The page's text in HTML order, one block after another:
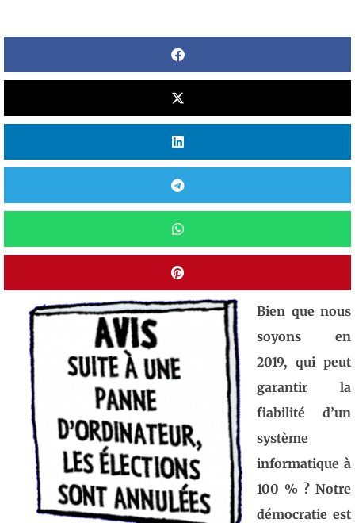
Bien que nous
soyons en
2019, qui peut
garantir la
fiabilité d’un
système
informatique à
100 % ? Notre
démocratie est